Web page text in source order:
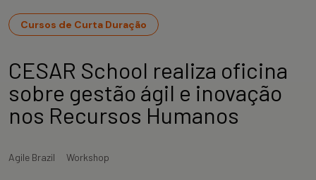
Cursos de Curta Duração
CESAR School realiza oficina
sobre gestão ágil e inovação
nos Recursos Humanos
Agile Brazil Workshop